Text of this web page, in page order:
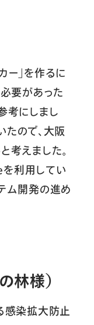
ー」を作るに
要があった
考にしまし
ので、大阪
考えました。
利用してい
ム開発の進め
林様）
感染拡大防止